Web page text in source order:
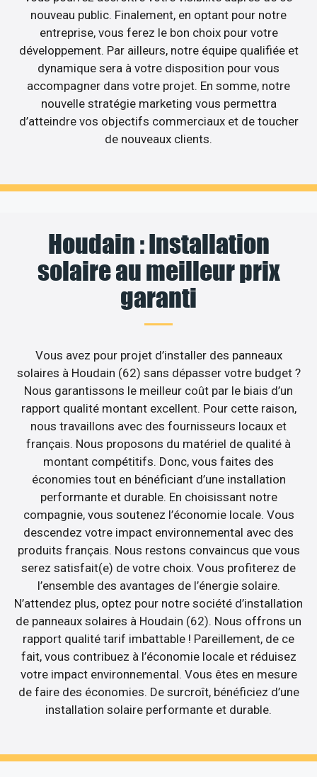
nouveau public. Finalement, en optant pour notre
entreprise, vous ferez le bon choix pour votre
développement. Par ailleurs, notre équipe qualifiée et
dynamique sera à votre disposition pour vous
accompagner dans votre projet. En somme, notre
nouvelle stratégie marketing vous permettra
d’atteindre vos objectifs commerciaux et de toucher
de nouveaux clients.
Houdain : Installation
solaire au meilleur prix
garanti
Vous avez pour projet d’installer des panneaux
solaires à Houdain (62) sans dépasser votre budget ?
Nous garantissons le meilleur coût par le biais d’un
rapport qualité montant excellent. Pour cette raison,
nous travaillons avec des fournisseurs locaux et
français. Nous proposons du matériel de qualité à
montant compétitifs. Donc, vous faites des
économies tout en bénéficiant d’une installation
performante et durable. En choisissant notre
compagnie, vous soutenez l’économie locale. Vous
descendez votre impact environnemental avec des
produits français. Nous restons convaincus que vous
serez satisfait(e) de votre choix. Vous profiterez de
l’ensemble des avantages de l’énergie solaire.
N’attendez plus, optez pour notre société d’installation
de panneaux solaires à Houdain (62). Nous offrons un
rapport qualité tarif imbattable ! Pareillement, de ce
fait, vous contribuez à l’économie locale et réduisez
votre impact environnemental. Vous êtes en mesure
de faire des économies. De surcroît, bénéficiez d’une
installation solaire performante et durable.